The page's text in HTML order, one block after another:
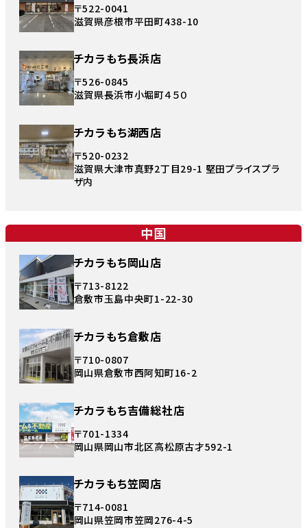
〒522-0041
滋賀県彦根市平田町438-10
チカラもち長浜店
〒526-0845
滋賀県長浜市小堀町４５０
チカラもち湖西店
〒520-0232
滋賀県大津市真野2丁目29-1 堅田プライスプラ
ザ内
中国
チカラもち岡山店
〒713-8122
倉敷市玉島中央町1-22-30
チカラもち倉敷店
〒710-0807
岡山県倉敷市西阿知町16-2
チカラもち吉備総社店
〒701-1334
岡山県岡山市北区高松原古才592-1
チカラもち笠岡店
〒714-0081
岡山県笠岡市笠岡276-4-5